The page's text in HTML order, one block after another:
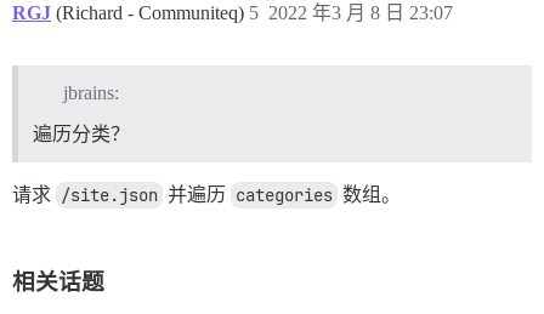
RGJ (Richard - Communiteq) 2022 年3 月 8 日 23:07
5
jbrains:
遍历分类？
请求 /site.json 并遍历 categories 数组。
相关话题